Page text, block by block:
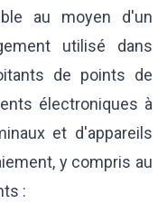
au moyen d'un
utilisé dans
de points de
électroniques à
et d'appareils
y compris au
: